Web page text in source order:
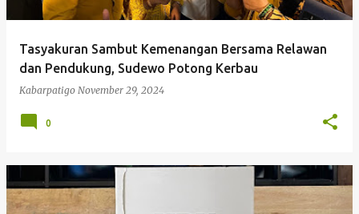
Tasyakuran Sambut Kemenangan Bersama Relawan
dan Pendukung, Sudewo Potong Kerbau
Kabarpatigo November 29, 2024
0